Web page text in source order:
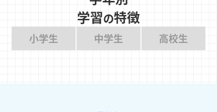
学習の特徴
小学生 中学生 高校生